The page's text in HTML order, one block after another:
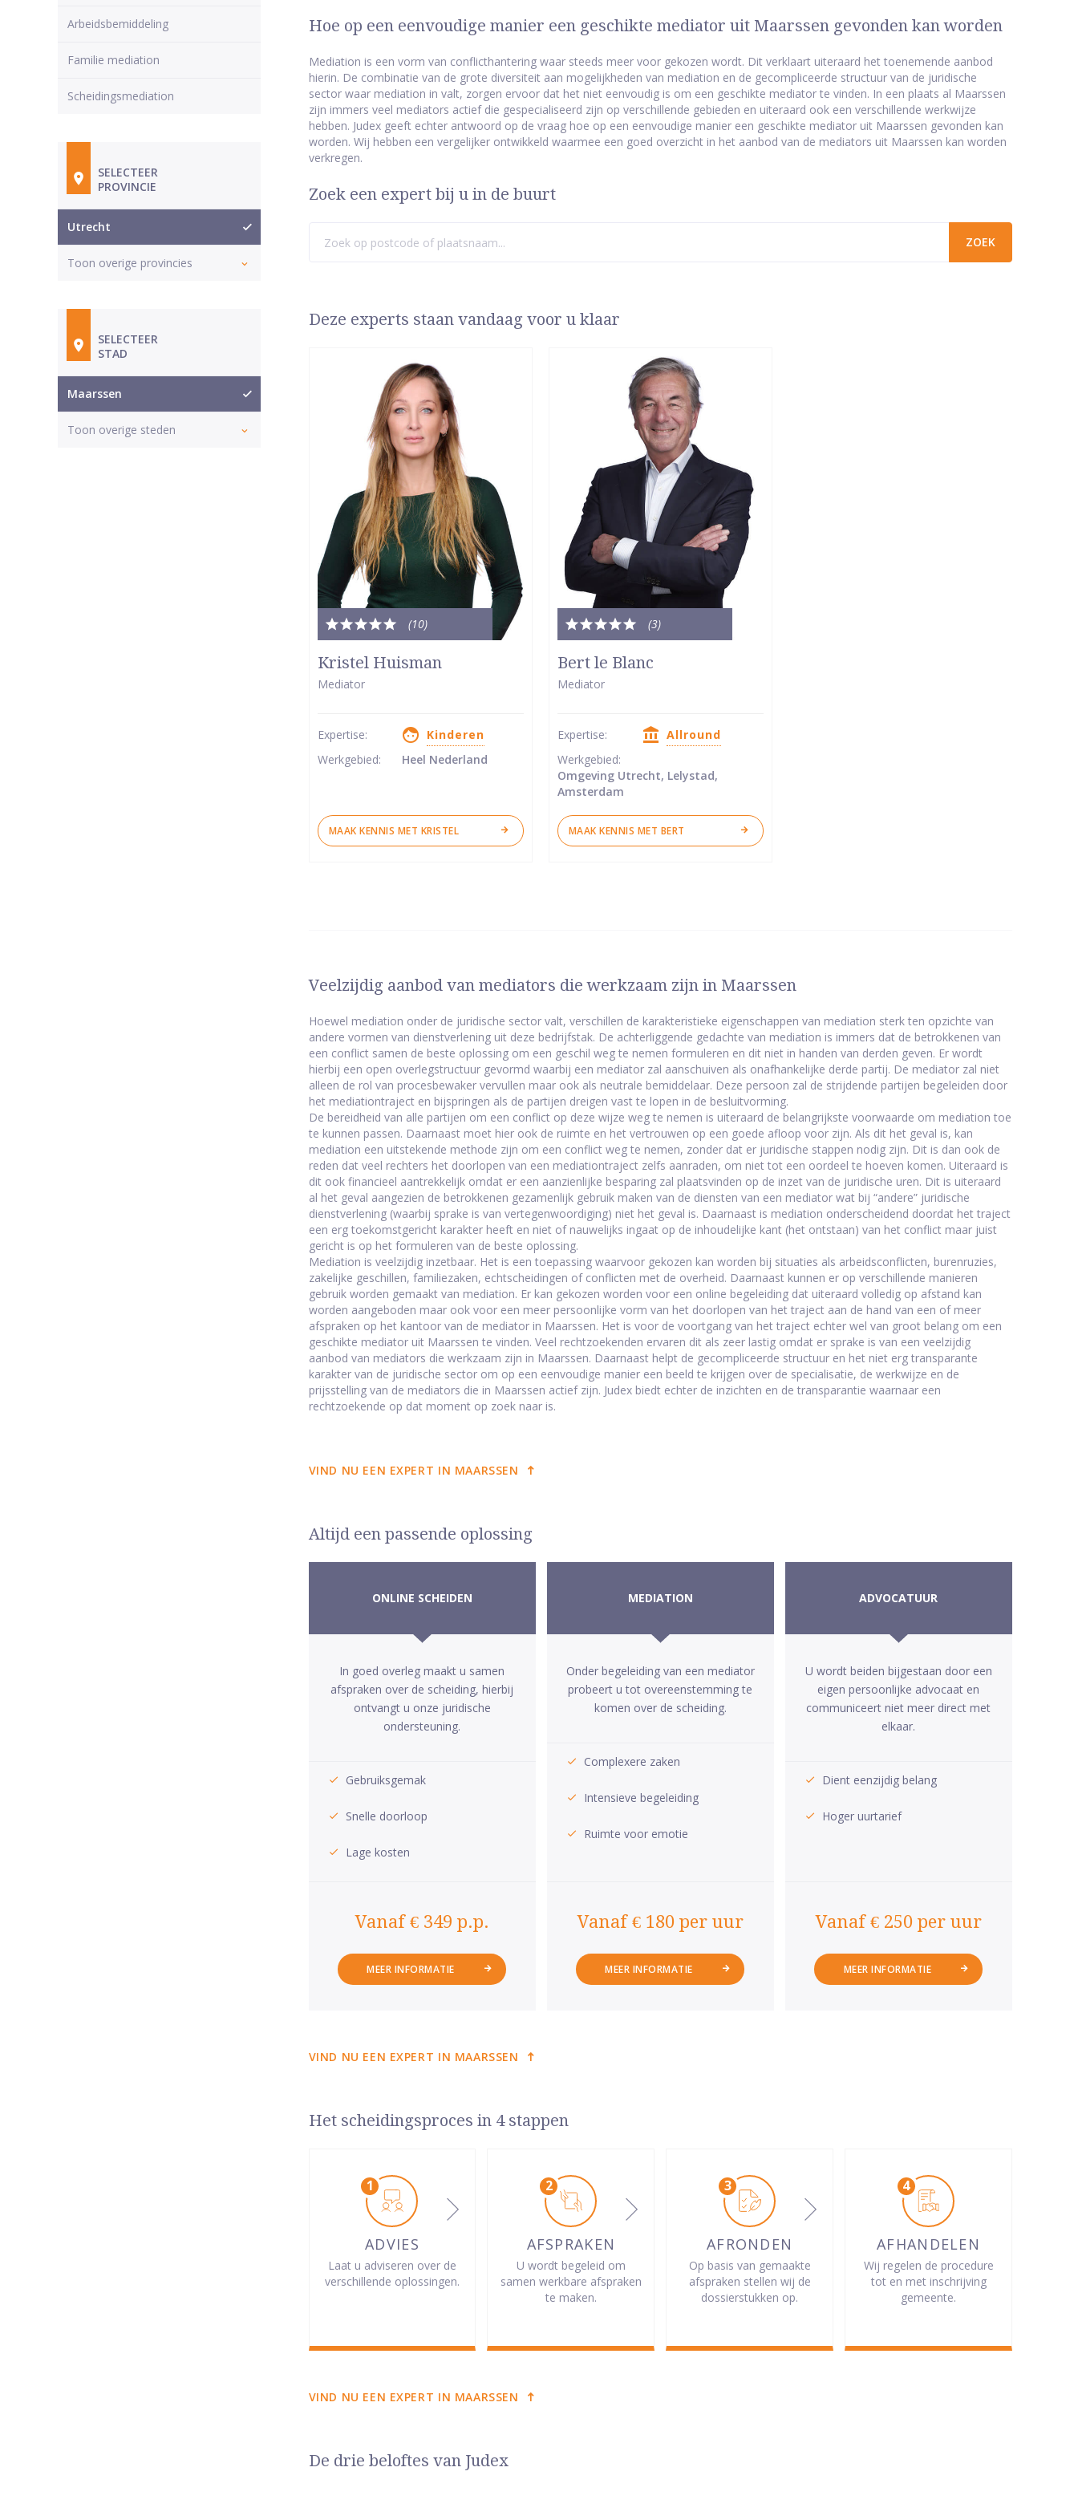
Hoe op een eenvoudige manier een geschikte mediator uit Maarssen gevonden kan worden
Mediation is een vorm van conflicthantering waar steeds meer voor gekozen wordt. Dit verklaart uiteraard het toenemende aanbod
hierin. De combinatie van de grote diversiteit aan mogelijkheden van mediation en de gecompliceerde structuur van de juridische
sector waar mediation in valt, zorgen ervoor dat het niet eenvoudig is om een geschikte mediator te vinden. In een plaats al Maarssen
zijn immers veel mediators actief die gespecialiseerd zijn op verschillende gebieden en uiteraard ook een verschillende werkwijze
hebben. Judex geeft echter antwoord op de vraag hoe op een eenvoudige manier een geschikte mediator uit Maarssen gevonden kan
worden. Wij hebben een vergelijker ontwikkeld waarmee een goed overzicht in het aanbod van de mediators uit Maarssen kan worden
verkregen.
Zoek een expert bij u in de buurt
Deze experts staan vandaag voor u klaar
(10)
Totale
waardering:
5
sterren
Kristel Huisman
Mediator
Expertise:
Kinderen
Werkgebied:
Heel Nederland
MAAK KENNIS MET KRISTEL
(3)
Totale
waardering:
5
sterren
Bert le Blanc
Mediator
Expertise:
Allround
Werkgebied:
Omgeving Utrecht, Lelystad,
Amsterdam
MAAK KENNIS MET BERT
Veelzijdig aanbod van mediators die werkzaam zijn in Maarssen
Hoewel mediation onder de juridische sector valt, verschillen de karakteristieke eigenschappen van mediation sterk ten opzichte van
andere vormen van dienstverlening uit deze bedrijfstak. De achterliggende gedachte van mediation is immers dat de betrokkenen van
een conflict samen de beste oplossing om een geschil weg te nemen formuleren en dit niet in handen van derden geven. Er wordt
hierbij een open overlegstructuur gevormd waarbij een mediator zal aanschuiven als onafhankelijke derde partij. De mediator zal niet
alleen de rol van procesbewaker vervullen maar ook als neutrale bemiddelaar. Deze persoon zal de strijdende partijen begeleiden door
het mediationtraject en bijspringen als de partijen dreigen vast te lopen in de besluitvorming.
De bereidheid van alle partijen om een conflict op deze wijze weg te nemen is uiteraard de belangrijkste voorwaarde om mediation toe
te kunnen passen. Daarnaast moet hier ook de ruimte en het vertrouwen op een goede afloop voor zijn. Als dit het geval is, kan
mediation een uitstekende methode zijn om een conflict weg te nemen, zonder dat er juridische stappen nodig zijn. Dit is dan ook de
reden dat veel rechters het doorlopen van een mediationtraject zelfs aanraden, om niet tot een oordeel te hoeven komen. Uiteraard is
dit ook financieel aantrekkelijk omdat er een aanzienlijke besparing zal plaatsvinden op de inzet van de juridische uren. Dit is uiteraard
al het geval aangezien de betrokkenen gezamenlijk gebruik maken van de diensten van een mediator wat bij “andere” juridische
dienstverlening (waarbij sprake is van vertegenwoordiging) niet het geval is. Daarnaast is mediation onderscheidend doordat het traject
een erg toekomstgericht karakter heeft en niet of nauwelijks ingaat op de inhoudelijke kant (het ontstaan) van het conflict maar juist
gericht is op het formuleren van de beste oplossing.
Mediation is veelzijdig inzetbaar. Het is een toepassing waarvoor gekozen kan worden bij situaties als arbeidsconflicten, burenruzies,
zakelijke geschillen, familiezaken, echtscheidingen of conflicten met de overheid. Daarnaast kunnen er op verschillende manieren
gebruik worden gemaakt van mediation. Er kan gekozen worden voor een online begeleiding dat uiteraard volledig op afstand kan
worden aangeboden maar ook voor een meer persoonlijke vorm van het doorlopen van het traject aan de hand van een of meer
afspraken op het kantoor van de mediator in Maarssen. Het is voor de voortgang van het traject echter wel van groot belang om een
geschikte mediator uit Maarssen te vinden. Veel rechtzoekenden ervaren dit als zeer lastig omdat er sprake is van een veelzijdig
aanbod van mediators die werkzaam zijn in Maarssen. Daarnaast helpt de gecompliceerde structuur en het niet erg transparante
karakter van de juridische sector om op een eenvoudige manier een beeld te krijgen over de specialisatie, de werkwijze en de
prijsstelling van de mediators die in Maarssen actief zijn. Judex biedt echter de inzichten en de transparantie waarnaar een
rechtzoekende op dat moment op zoek naar is.
VIND NU EEN EXPERT IN MAARSSEN
Altijd een passende oplossing
ONLINE SCHEIDEN
In goed overleg maakt u samen
afspraken over de scheiding, hierbij
ontvangt u onze juridische
ondersteuning.
Gebruiksgemak
Snelle doorloop
Lage kosten
Vanaf € 349 p.p.
MEER INFORMATIE
MEDIATION
Onder begeleiding van een mediator
probeert u tot overeenstemming te
komen over de scheiding.
Complexere zaken
Intensieve begeleiding
Ruimte voor emotie
Vanaf € 180 per uur
MEER INFORMATIE
ADVOCATUUR
U wordt beiden bijgestaan door een
eigen persoonlijke advocaat en
communiceert niet meer direct met
elkaar.
Dient eenzijdig belang
Hoger uurtarief
Vanaf € 250 per uur
MEER INFORMATIE
VIND NU EEN EXPERT IN MAARSSEN
Het scheidingsproces in 4 stappen
ADVIES
Laat u adviseren over de
verschillende oplossingen.
AFSPRAKEN
U wordt begeleid om
samen werkbare afspraken
te maken.
AFRONDEN
Op basis van gemaakte
afspraken stellen wij de
dossierstukken op.
AFHANDELEN
Wij regelen de procedure
tot en met inschrijving
gemeente.
VIND NU EEN EXPERT IN MAARSSEN
De drie beloftes van Judex
Arbeidsbemiddeling
Familie mediation
Scheidingsmediation
SELECTEER
PROVINCIE
Utrecht
Toon overige provincies
SELECTEER
STAD
Maarssen
Toon overige steden